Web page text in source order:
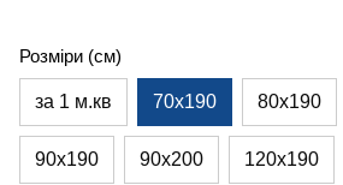
Розміри (см)
за 1 м.кв 70х190 80х190
90х190 90х200 120х190